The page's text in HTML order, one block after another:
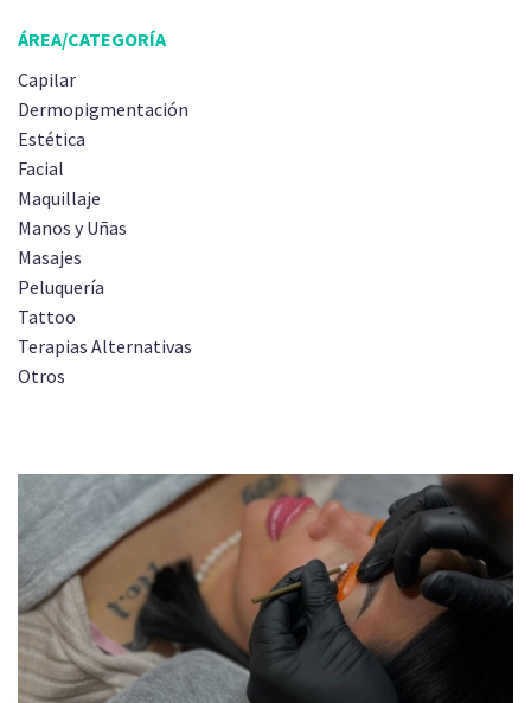
ÁREA/CATEGORÍA
Capilar
Dermopigmentación
Estética
Facial
Maquillaje
Manos y Uñas
Masajes
Peluquería
Tattoo
Terapias Alternativas
Otros